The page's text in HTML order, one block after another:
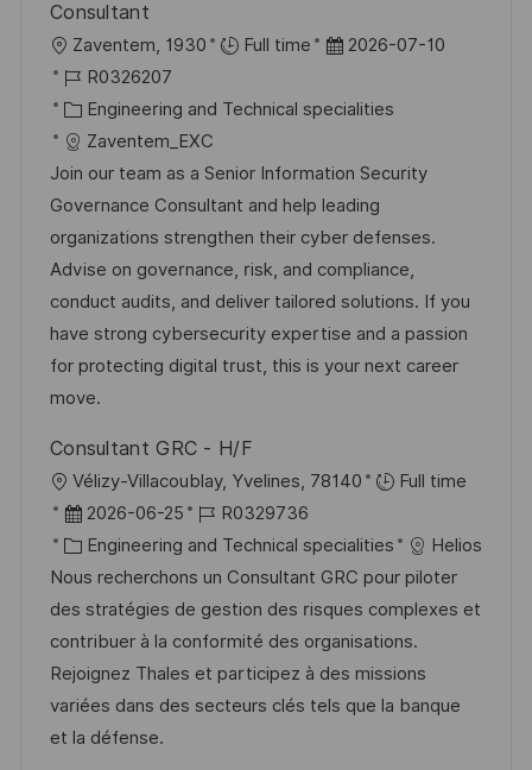
Consultant
O
r
t
Zaventem, 1930 Full time
D
t
m
d
e
r
V
e
r
e
t
l
i
c
h
u
2026-07-10
J
o
b
-
I
D
R0326207
K
a
t
e
g
o
r
i
e
Engineering and Technical specialities
Zaventem_EXC
Join our team as a Senior Information Security
Governance Consultant and help leading
organizations strengthen their cyber defenses.
Advise on governance, risk, and compliance,
conduct audits, and deliver tailored solutions. If you
have strong cybersecurity expertise and a passion
for protecting digital trust, this is your next career
move.
Consultant GRC - H/F
O
r
t
Vélizy-Villacoublay, Yvelines, 78140
Full time
D
a
t
u
m
d
e
r
2026-06-25
J
o
b
-
I
D
R0329736
K
a
t
e
g
o
r
Engineering and Technical specialities
Helios
Nous recherchons un Consultant GRC pour piloter
des stratégies de gestion des risques complexes et
contribuer à la conformité des organisations.
Rejoignez Thales et participez à des missions
variées dans des secteurs clés tels que la banque
et la défense.